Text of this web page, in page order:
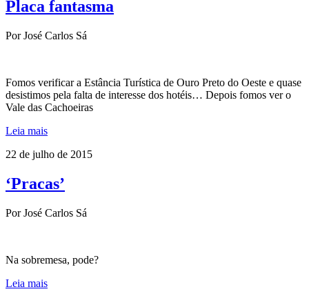
Placa fantasma
Por José Carlos Sá
Fomos verificar a Estância Turística de Ouro Preto do Oeste e quase
desistimos pela falta de interesse dos hotéis… Depois fomos ver o
Vale das Cachoeiras
Leia mais
22 de julho de 2015
‘Pracas’
Por José Carlos Sá
Na sobremesa, pode?
Leia mais